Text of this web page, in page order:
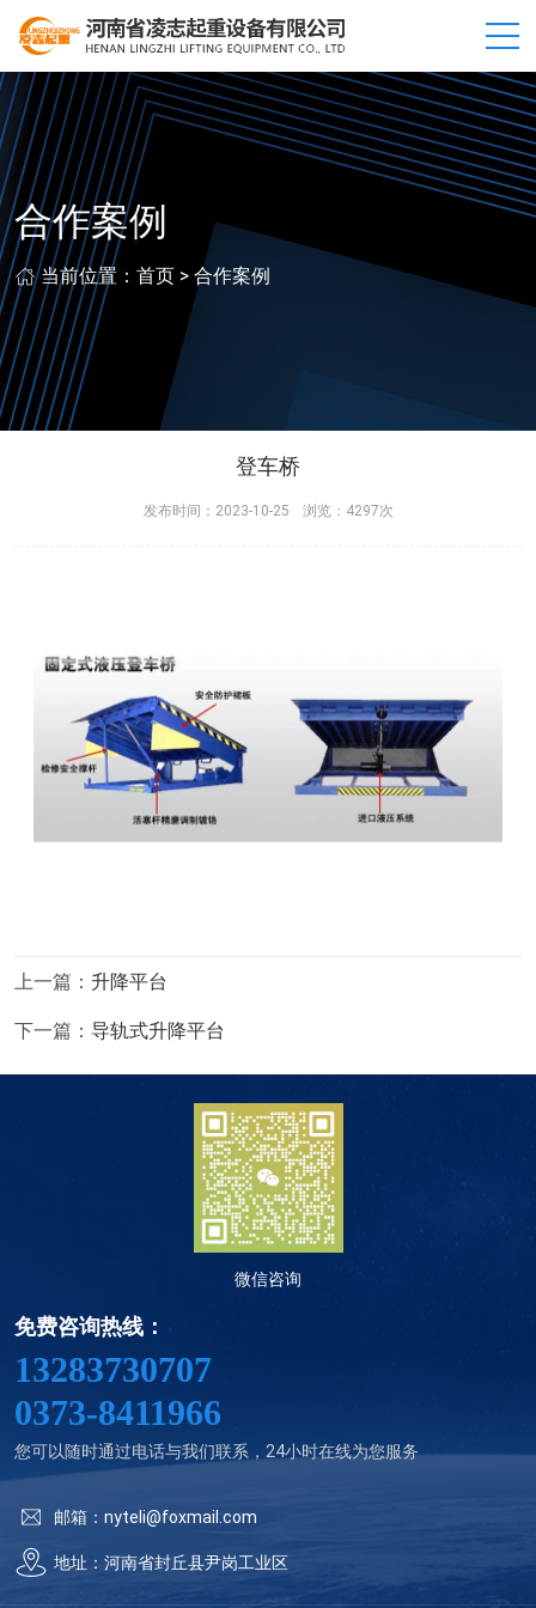
合作案例
当前位置： 首页 > 合作案例
登车桥
发布时间：2023-10-25 浏览：4297次
上一篇： 升降平台
下一篇： 导轨式升降平台
微信咨询
免费咨询热线：
13283730707
0373-8411966
您可以随时通过电话与我们联系，24小时在线为您服务
邮箱：nyteli@foxmail.com
地址：河南省封丘县尹岗工业区